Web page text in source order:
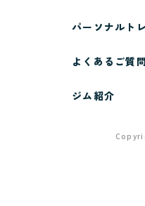
パーソナルト
よくあるご質問
ジム紹介